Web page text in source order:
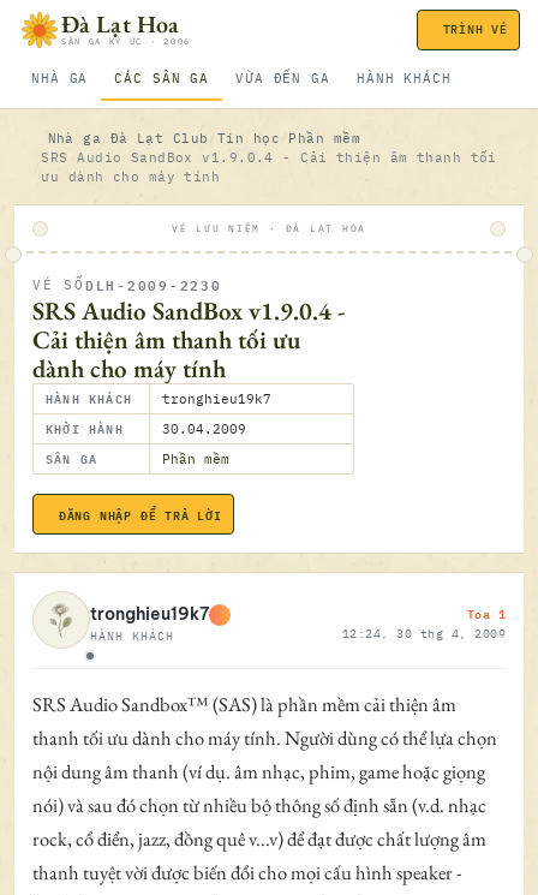
Bỏ qua nội dungĐà Lạt Hoa
SÂN GA KÝ ỨC · 2006
NHÀ GA CÁC SÂN GA VỪA ĐẾN GA HÀNH KHÁCH
TRÌNH VÉ
Nhà ga Đà Lạt Club Tin học
Phần mềm
SRS Audio SandBox v1.9.0.4 - Cải thiện âm thanh tối
ưu dành cho máy tính
VÉ LƯU NIỆM · ĐÀ LẠT HOA
VÉ SỐ DLH-2009-2230
SRS Audio SandBox v1.9.0.4 -
Cải thiện âm thanh tối ưu
dành cho máy tính
HÀNH KHÁCH tronghieu19k7
KHỞI HÀNH 30.04.2009
SÂN GA Phần mềm
ĐĂNG NHẬP ĐỂ TRẢ LỜI
Ngoại tuyến
tronghieu19k7
HÀNH KHÁCH
Toa 1
12:24, 30 thg 4, 2009
SRS Audio Sandbox™ (SAS) là phần mềm cải thiện âm
thanh tối ưu dành cho máy tính. Người dùng có thể lựa chọn
nội dung âm thanh (ví dụ. âm nhạc, phim, game hoặc giọng
nói) và sau đó chọn từ nhiều bộ thông số định sẵn (v.d. nhạc
rock, cổ điển, jazz, đồng quê v...v) để đạt được chất lượng âm
thanh tuyệt vời được biến đổi cho mọi cấu hình speaker -